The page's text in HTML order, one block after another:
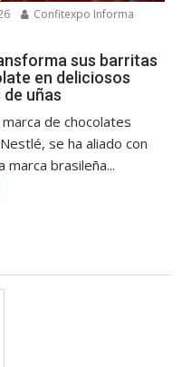
Confitexpo Informa
sus barritas
en deliciosos
uñas
de chocolates
se ha aliado con
marca brasileña...